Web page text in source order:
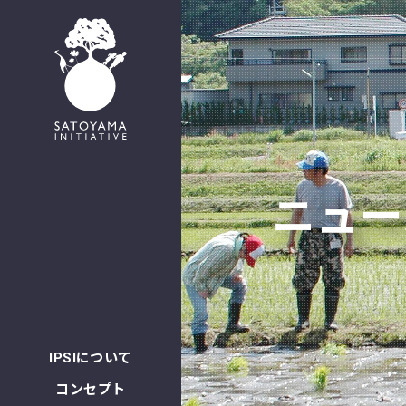
IPSIについて
コンセプト
ニュ